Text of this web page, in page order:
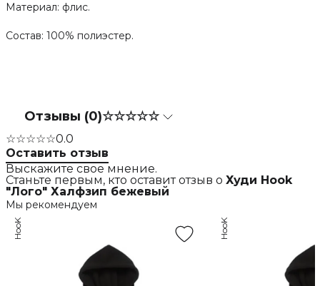
Материал: флис.
Состав: 100% полиэстер.
Отзывы (0)☆☆☆☆☆
☆☆☆☆☆0.0
Оставить отзыв
Выскажите свое мнение.
Станьте первым, кто оставит отзыв о Худи Hook
"Лого" Халфзип бежевый
Мы рекомендуем
HooK HooK